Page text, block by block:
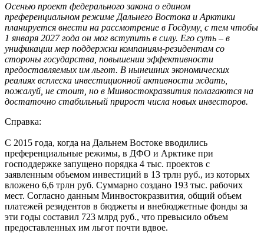
Осенью проект федерального закона о едином
преференциальном режиме Дальнего Востока и Арктики
планируется внести на рассмотрение в Госдуму, с тем чтобы
1 января 2027 года он мог вступить в силу. Его суть – в
унификации мер поддержки компаниям-резидентам со
стороны государства, повышении эффективности
предоставляемых им льгот. В нынешних экономических
реалиях всплеска инвестиционной активности ждать,
пожалуй, не стоит, но в Минвостокразвития полагаются на
достаточно стабильный прирост числа новых инвесторов.
Справка:
С 2015 года, когда на Дальнем Востоке вводились
преференциальные режимы, в ДФО и Арктике при
господдержке запущено порядка 4 тыс. проектов с
заявленным объемом инвестиций в 13 трлн руб., из которых
вложено 6,6 трлн руб. Суммарно создано 193 тыс. рабочих
мест. Согласно данным Минвостокразвития, общий объем
платежей резидентов в бюджеты и внебюджетные фонды за
эти годы составил 723 млрд руб., что превысило объем
предоставленных им льгот почти вдвое.